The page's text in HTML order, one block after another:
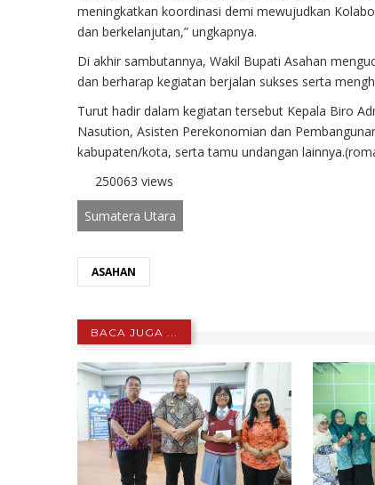
meningkatkan koordinasi demi mewujudkan
dan berkelanjutan,” ungkapnya.
Di akhir sambutannya, Wakil Bupati Asahan
dan berharap kegiatan berjalan sukses serta
Turut hadir dalam kegiatan tersebut Kepala Biro
Nasution, Asisten Perekonomian dan
kabupaten/kota, serta tamu undangan
250063 views
Sumatera Utara
ASAHAN
BACA JUGA ...